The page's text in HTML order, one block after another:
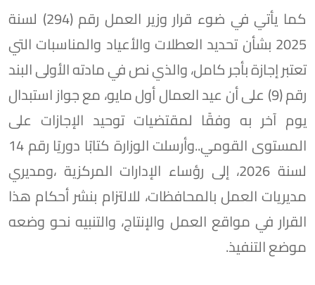
كما يأتي في ضوء قرار وزير العمل رقم (294) لسنة
2025 بشأن تحديد العطلات والأعياد والمناسبات التي
تعتبر إجازة بأجر كامل، والذي نص في مادته الأولى البند
رقم (9) على أن عيد العمال أول مايو، مع جواز استبدال
يوم آخر به وفقًا لمقتضيات توحيد الإجازات على
المستوى القومي..وأرسلت الوزارة كتابًا دوريًا رقم 14
لسنة 2026، إلى رؤساء الإدارات المركزية ،ومديري
مديريات العمل بالمحافظات، للالتزام بنشر أحكام هذا
القرار في مواقع العمل والإنتاج، والتنبيه نحو وضعه
موضع التنفيذ.